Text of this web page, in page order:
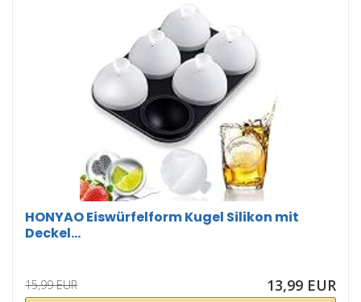
HONYAO Eiswürfelform Kugel Silikon mit
Deckel...
15,99 EUR 13,99 EUR